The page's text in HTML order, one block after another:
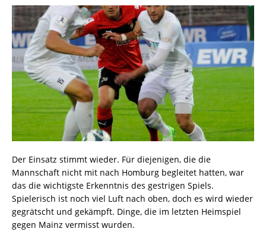
Der Einsatz stimmt wieder. Für diejenigen, die die
Mannschaft nicht mit nach Homburg begleitet hatten, war
das die wichtigste Erkenntnis des gestrigen Spiels.
Spielerisch ist noch viel Luft nach oben, doch es wird wieder
gegrätscht und gekämpft. Dinge, die im letzten Heimspiel
gegen Mainz vermisst wurden.